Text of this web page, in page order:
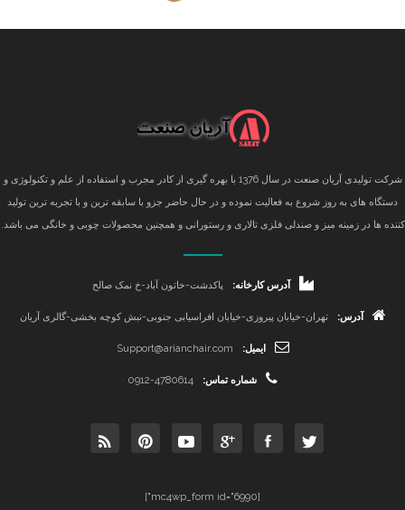
شرکت تولیدی آریان صنعت در سال 1376 با بهره گیری از کادر مجرب و استفاده از علم و تکنولوژی و
دستگاه های به روز شروع به فعالیت نموده و در حال حاضر جزو با سابقه ترین و با تجربه ترین تولید
کننده ها در زمینه میز و صندلی فلزی تالاری و رستورانی و همچنین محصولات چوبی و خانگی می باشد.
آدرس کارخانه: پاکدشت-خاتون آباد-خ نمک صالح
آدرس: تهران-خیابان پیروزی-خیابان افراسیابی جنوبی-نبش کوچه بخشی-گالری آریان
ایمیل: Support@arianchair.com
شماره تماس: 0912-4780614
[mc4wp_form id="6990"]